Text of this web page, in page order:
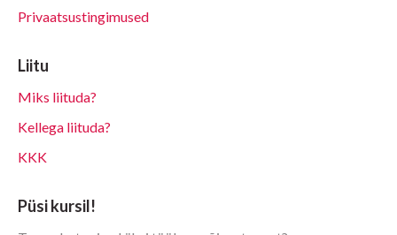
Privaatsustingimused
Liitu
Miks liituda?
Kellega liituda?
KKK
Püsi kursil!